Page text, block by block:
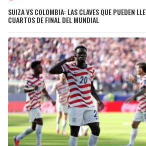
SUIZA VS COLOMBIA: LAS CLAVES QUE PUEDEN
CUARTOS DE FINAL DEL MUNDIAL